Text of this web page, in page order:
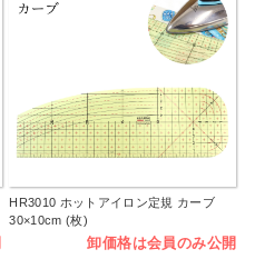
HR3010 ホットアイロン定規 カーブ
30×10cm (枚)
卸価格は会員のみ公開